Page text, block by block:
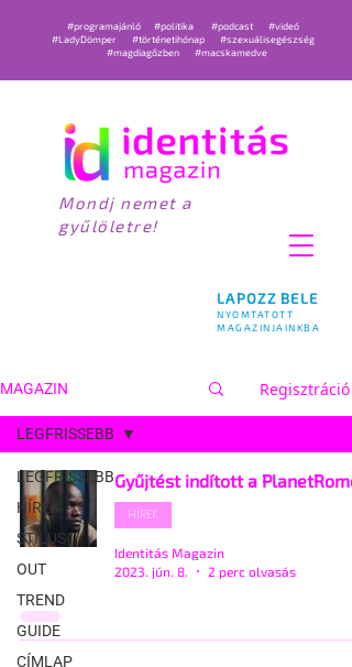
LAPOZZ BELE
NYOMTATOTT
MAGAZINJAINKBA
#programajánló #politika #podcast
#videó
#LadyDömper
#történetihónap
#szexuálisegészség
#magdiagőzben
#macskamedve
Mondj nemet a
gyűlöletre!
MAGAZIN Regisztráció
LEGFRISSEBB
HÍREK
STÍLUS
OUT
TREND
GUIDE
CÍMLAP
LEGFRISSEBB
Gyűjtést indított a
HÍREK
Identitás Magazin
2023. jún. 8.
2 perc olvasás